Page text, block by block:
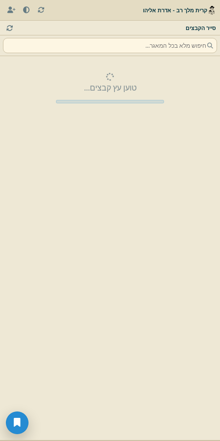
קרית מלך רב - אדרת אליהו
סייר הקבצים
טוען עץ קבצים...